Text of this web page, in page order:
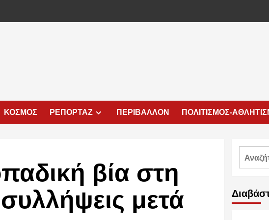
ΚΟΣΜΟΣ ΡΕΠΟΡΤΑΖ ΠΕΡΙΒΑΛΛΟΝ ΠΟΛΙΤΙΣΜΟΣ-
βία στη
μετά